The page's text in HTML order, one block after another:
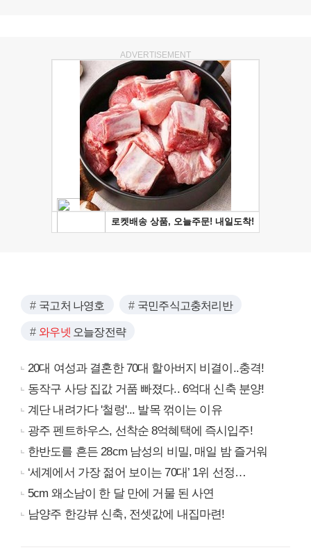
ADVERTISEMENT
국고처 나영호 국민주식고충처리반
와우넷 오늘장전략
20대 여성과 결혼한 70대 할아버지 비결이..충격!
동작구 사당 집값 거품 빠졌다.. 6억대 신축 분양!
계단 내려가다 '철렁'... 발목 꺾이는 이유
광주 펜트하우스, 선착순 8억혜택에 즉시입주!
한반도를 흔든 28cm 남성의 비밀, 매일 밤 즐거워
‘세계에서 가장 젊어 보이는 70대’ 1위 선정…
5cm 왜소남이 한 달 만에 거물 된 사연
남양주 한강뷰 신축, 전셋값에 내집마련!